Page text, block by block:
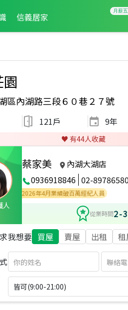
信義居家
區內湖路三段６０巷２７號
121戶 9年
♥️ 有44人收藏
人
蔡家美
內湖大湖店
0936918846 02-89786580
2026年4月業績破百萬經紀人員
從業時間2-
我想要 買屋 賣屋 出租 租
皆可(9:00-21:00)